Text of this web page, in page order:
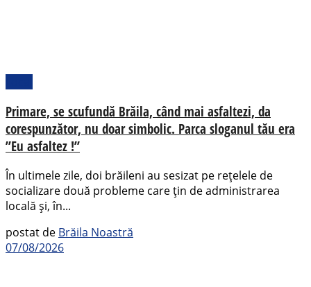
Primare, se scufundă Brăila, când mai asfaltezi, da
corespunzător, nu doar simbolic. Parca sloganul tău era
”Eu asfaltez !”
În ultimele zile, doi brăileni au sesizat pe rețelele de
socializare două probleme care țin de administrarea
locală și, în...
postat de Brăila Noastră
07/08/2026